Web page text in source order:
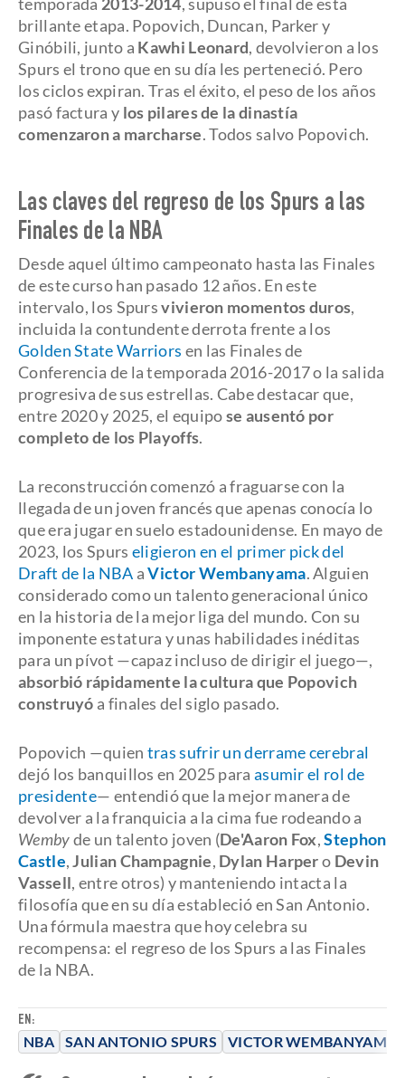
EN:
NBA SAN ANTONIO SPURS VICTOR WEMBANYAMA
brillante etapa. Popovich, Duncan, Parker y
Ginóbili, junto a Kawhi Leonard, devolvieron a los
Spurs el trono que en su día les perteneció. Pero
los ciclos expiran. Tras el éxito, el peso de los años
pasó factura y los pilares de la dinastía
comenzaron a marcharse. Todos salvo Popovich.
Las claves del regreso de los Spurs a las
Finales de la NBA
Desde aquel último campeonato hasta las Finales
de este curso han pasado 12 años. En este
intervalo, los Spursvivieron momentos duros,
incluida la contundente derrota frente a los
Golden State Warriors en las Finales de
Conferencia de la temporada 2016-2017 o la salida
progresiva de sus estrellas. Cabe destacar que,
entre 2020 y 2025, el equipose ausentó por
completo de los Playoffs.
La reconstrucción comenzó a fraguarse con la
llegada de un joven francés que apenas conocía lo
que era jugar en suelo estadounidense. En mayo de
2023, los Spurs eligieron en el primer pick del
Draft de la NBA aVictor Wembanyama. Alguien
considerado como un talento generacional único
en la historia de la mejor liga del mundo. Con su
imponente estatura y unas habilidades inéditas
para un pívot —capaz incluso de dirigir el juego—,
absorbió rápidamente la cultura que Popovich
construyó a finales del siglo pasado.
Popovich —quien tras sufrir un derrame cerebral
dejó los banquillos en 2025 para asumir el rol de
presidente— entendió que la mejor manera de
devolver a la franquicia a la cima fue rodeando a
Wembyde un talento joven (De'Aaron Fox,Stephon
Castle,Julian Champagnie, Dylan Harpero Devin
Vassell, entre otros) y manteniendo intacta la
filosofía que en su día estableció en San Antonio.
Una fórmula maestra que hoy celebra su
recompensa: el regreso de los Spurs a las Finales
de la NBA.